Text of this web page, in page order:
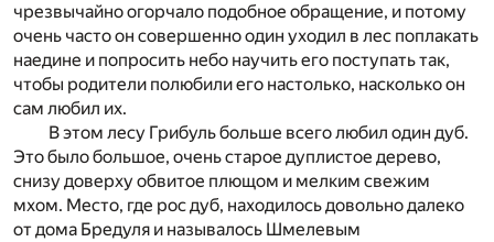
чрезвычайно огорчало подобное обращение, и потому
очень часто он совершенно один уходил в лес поплакать
наедине и попросить небо научить его поступать так,
чтобы родители полюбили его настолько, насколько он
сам любил их.
В этом лесу Грибуль больше всего любил один дуб.
Это было большое, очень старое дуплистое дерево,
снизу доверху обвитое плющом и мелким свежим
мхом. Место, где рос дуб, находилось довольно далеко
от дома Бредуля и называлось Шмелевым